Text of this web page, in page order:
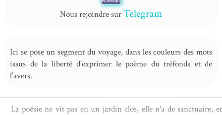
Nous rejoindre surTelegram
Ici se pose un segment du voyage, dans les couleurs des mots
issus de la liberté d’exprimer le poème du tréfonds et de
l’avers.
La poésie ne vit pas en un jardin clos, elle n'a de sanctuaire, et